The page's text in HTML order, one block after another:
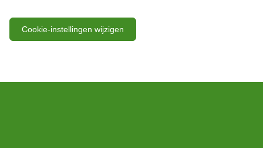
Cookie-instellingen wijzigen